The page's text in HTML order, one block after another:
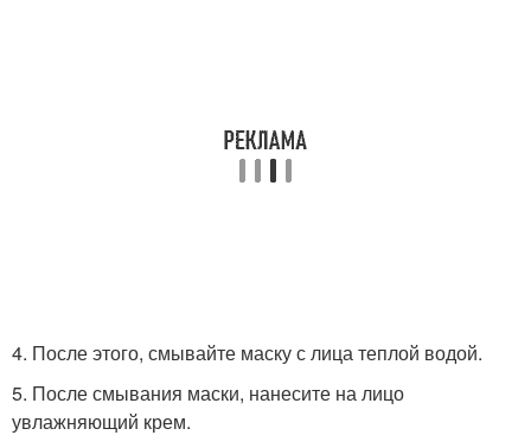
4. После этого, смывайте маску с лица теплой водой.
5. После смывания маски, нанесите на лицо
увлажняющий крем.